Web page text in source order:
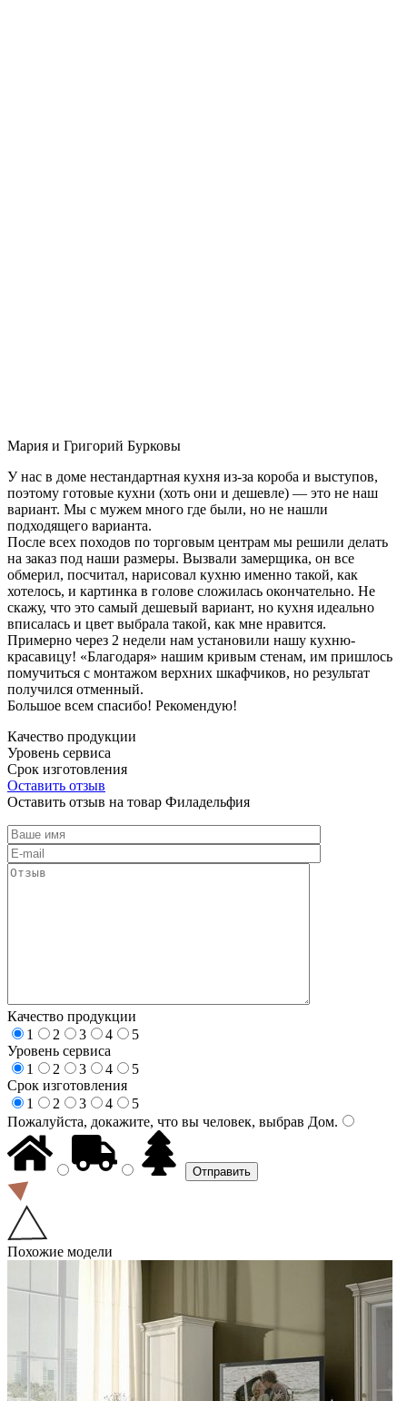
Мария и Григорий Бурковы
У нас в доме нестандартная кухня из-за короба и выступов,
поэтому готовые кухни (хоть они и дешевле) — это не наш
вариант. Мы с мужем много где были, но не нашли
подходящего варианта.
После всех походов по торговым центрам мы решили делать
на заказ под наши размеры. Вызвали замерщика, он все
обмерил, посчитал, нарисовал кухню именно такой, как
хотелось, и картинка в голове сложилась окончательно. Не
скажу, что это самый дешевый вариант, но кухня идеально
вписалась и цвет выбрала такой, как мне нравится.
Примерно через 2 недели нам установили нашу кухню-
красавицу! «Благодаря» нашим кривым стенам, им пришлось
помучиться с монтажом верхних шкафчиков, но результат
получился отменный.
Большое всем спасибо! Рекомендую!
Качество продукции
Уровень сервиса
Срок изготовления
Оставить отзыв
Оставить отзыв на товар Филадельфия
Качество продукции
1
2 3 4
5
Уровень сервиса
1
2 3 4
5
Срок изготовления
1
2 3 4
5
Пожалуйста, докажите, что вы человек, выбрав Дом.
Похожие модели